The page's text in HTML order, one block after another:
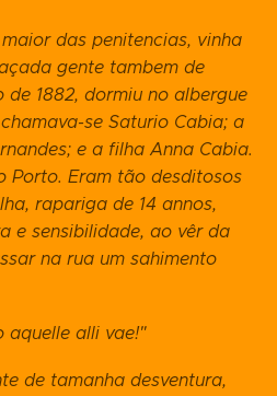
das penitencias, vinha
gente tambem de
de 1882, dormiu no albergue
se Saturio Cabia; a
e a filha Anna Cabia.
Porto. Eram tão desditosos
rapariga de 14 annos,
e sensibilidade, ao vêr da
na rua um sahimento
aquelle alli vae!"
de tamanha desventura,